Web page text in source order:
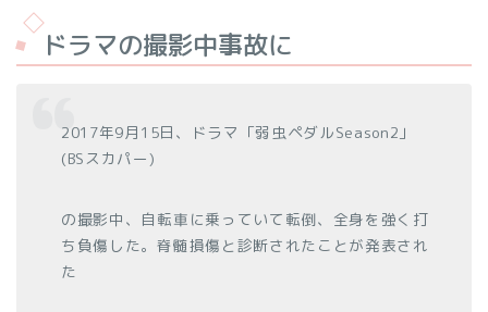
ドラマの撮影中事故に
2017年9月15日、ドラマ「弱虫ペダルSeason2」
(BSスカパー)
の撮影中、自転車に乗っていて転倒、全身を強く打
ち負傷した。脊髄損傷と診断されたことが発表され
た